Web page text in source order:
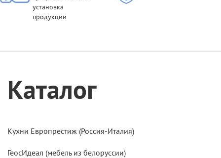
установка
продукции
Каталог
Кухни Европрестиж (Россия-Италия)
ГеосИдеал (мебель из белоруссии)